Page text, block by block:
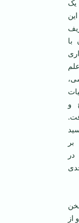
یک
و